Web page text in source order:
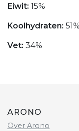
Eiwit: 15%
Koolhydraten: 51%
Vet: 34%
ARONO
Over Arono